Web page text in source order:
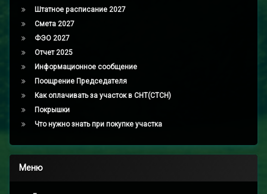
Штатное расписание 2027
Смета 2027
ФЭО 2027
Отчет 2025
Информационное сообщение
Поощрение Председателя
Как оплачивать за участок в СНТ(СТСН)
Покрышки
Что нужно знать при покупке участка
Меню